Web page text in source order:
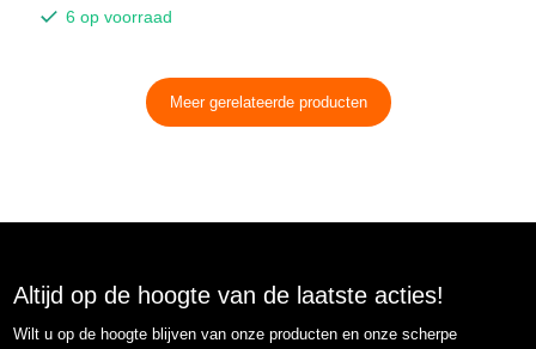
6 op voorraad
Meer gerelateerde producten
Altijd op de hoogte van de laatste acties!
Wilt u op de hoogte blijven van onze producten en onze scherpe